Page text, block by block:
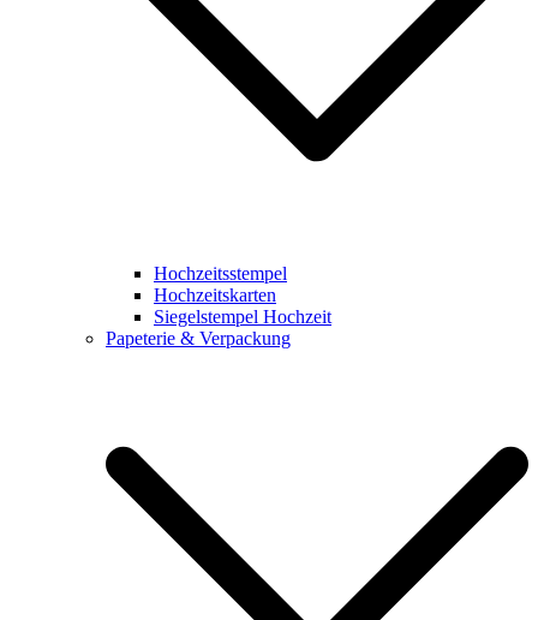
Hochzeitsstempel
Hochzeitskarten
Siegelstempel Hochzeit
Papeterie & Verpackung